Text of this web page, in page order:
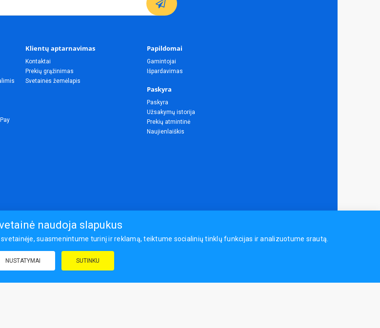
Klientų aptarnavimas
Kontaktai
Prekių grąžinimas
Svetainės žemėlapis
Papildomai
Gamintojai
Išpardavimas
Paskyra
Paskyra
Užsakymų istorija
Prekių atmintinė
Naujienlaiškis
naudoja slapukus
suasmenintume turinį ir reklamą, teiktume socialinių tinklų funkcijas ir analizuotume srautą.
NUSTATYMAI SUTINKU